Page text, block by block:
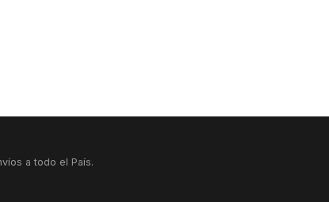
a todo el País.